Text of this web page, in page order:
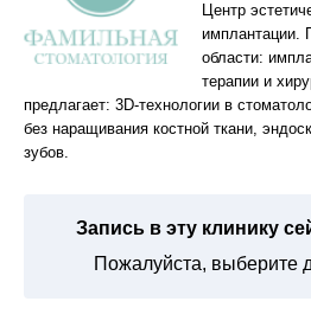
Центр
имплантации.
области:
терапии и
предлагает: 3D-технологии в
без наращивания костной ткани,
зубов.
Запись в эту клинику
Пожалуйста, выберите